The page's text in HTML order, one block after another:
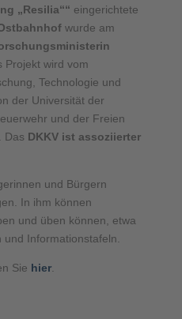
„Resilia““ eingerichtete
wurde am
wird vom
Technologie und
der Universität der
und der Freien
Das DKKV ist assoziierter
und Bürgern
In ihm können
und üben können, etwa
Informationstafeln.
Sie hier.